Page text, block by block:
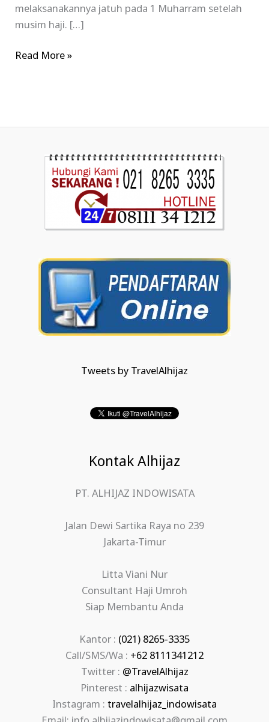
melaksanakannya jatuh pada 1 Muharram setelah
musim haji. […]
Read More »
Tweets by TravelAlhijaz
Kontak Alhijaz
PT. ALHIJAZ INDOWISATA
Jalan Dewi Sartika Raya no 239
Jakarta-Timur
Litta Viani Nur
Consultant Haji Umroh
Siap Membantu Anda
Kantor : (021) 8265-3335
Call/SMS/Wa : +62 8111341212
Twitter : @TravelAlhijaz
Pinterest : alhijazwisata
Instagram : travelalhijaz_indowisata